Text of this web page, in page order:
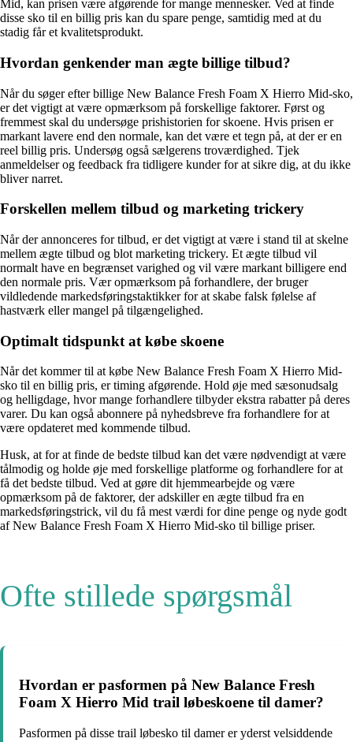
Mid, kan prisen være afgørende for mange mennesker. Ved at finde
disse sko til en billig pris kan du spare penge, samtidig med at du
stadig får et kvalitetsprodukt.
Hvordan genkender man ægte billige tilbud?
Når du søger efter billige New Balance Fresh Foam X Hierro Mid-sko,
er det vigtigt at være opmærksom på forskellige faktorer. Først og
fremmest skal du undersøge prishistorien for skoene. Hvis prisen er
markant lavere end den normale, kan det være et tegn på, at der er en
reel billig pris. Undersøg også sælgerens troværdighed. Tjek
anmeldelser og feedback fra tidligere kunder for at sikre dig, at du ikke
bliver narret.
Forskellen mellem tilbud og marketing trickery
Når der annonceres for tilbud, er det vigtigt at være i stand til at skelne
mellem ægte tilbud og blot marketing trickery. Et ægte tilbud vil
normalt have en begrænset varighed og vil være markant billigere end
den normale pris. Vær opmærksom på forhandlere, der bruger
vildledende markedsføringstaktikker for at skabe falsk følelse af
hastværk eller mangel på tilgængelighed.
Optimalt tidspunkt at købe skoene
Når det kommer til at købe New Balance Fresh Foam X Hierro Mid-
sko til en billig pris, er timing afgørende. Hold øje med sæsonudsalg
og helligdage, hvor mange forhandlere tilbyder ekstra rabatter på deres
varer. Du kan også abonnere på nyhedsbreve fra forhandlere for at
være opdateret med kommende tilbud.
Husk, at for at finde de bedste tilbud kan det være nødvendigt at være
tålmodig og holde øje med forskellige platforme og forhandlere for at
få det bedste tilbud. Ved at gøre dit hjemmearbejde og være
opmærksom på de faktorer, der adskiller en ægte tilbud fra en
markedsføringstrick, vil du få mest værdi for dine penge og nyde godt
af New Balance Fresh Foam X Hierro Mid-sko til billige priser.
Ofte stillede spørgsmål
Hvordan er pasformen på New Balance Fresh
Foam X Hierro Mid trail løbeskoene til damer?
Pasformen på disse trail løbesko til damer er yderst velsiddende